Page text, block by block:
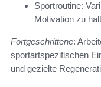
Sportroutine:
Motivation zu
Fortgeschrittene:
sportartspezifischen
und gezielte